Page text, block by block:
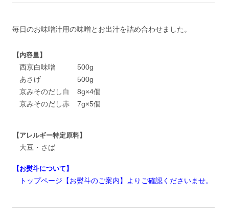
毎日のお味噌汁用の味噌とお出汁を詰め合わせました。
【内容量】
西京白味噌
500g
あさげ
500g
京みそのだし白
8g×4個
京みそのだし赤
7g×5個
【アレルギー特定原料】
大豆・さば
【お熨斗について】
トップページ【お熨斗のご案内】よりご確認くださいませ。